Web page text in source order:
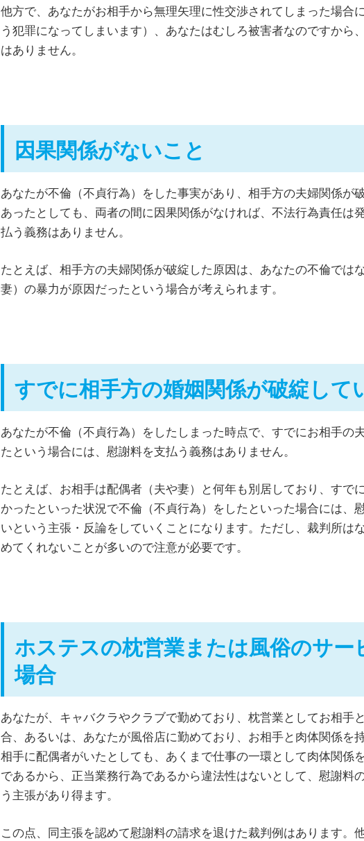
他方で、あなたがお相手から無理矢理に性交渉されてしまった場合
う犯罪になってしまいます）、あなたはむしろ被害者なのですから
はありません。
因果関係がないこと
あなたが不倫（不貞行為）をした事実があり、相手方の夫婦関係が
あったとしても、両者の間に因果関係がなければ、不法行為責任は
払う義務はありません。
たとえば、相手方の夫婦関係が破綻した原因は、あなたの不倫では
妻）の暴力が原因だったという場合が考えられます。
すでに相手方の婚姻関係が破綻して
あなたが不倫（不貞行為）をしたしまった時点で、すでにお相手の
たという場合には、慰謝料を支払う義務はありません。
たとえば、お相手は配偶者（夫や妻）と何年も別居しており、すで
かったといった状況で不倫（不貞行為）をしたといった場合には、
いという主張・反論をしていくことになります。ただし、裁判所は
めてくれないことが多いので注意が必要です。
ホステスの枕営業または風俗のサー
場合
あなたが、キャバクラやクラブで勤めており、枕営業としてお相手
合、あるいは、あなたが風俗店に勤めており、お相手と肉体関係を
相手に配偶者がいたとしても、あくまで仕事の一環として肉体関係
であるから、正当業務行為であるから違法性はないとして、慰謝料
う主張があり得ます。
この点、同主張を認めて慰謝料の請求を退けた裁判例はあります。